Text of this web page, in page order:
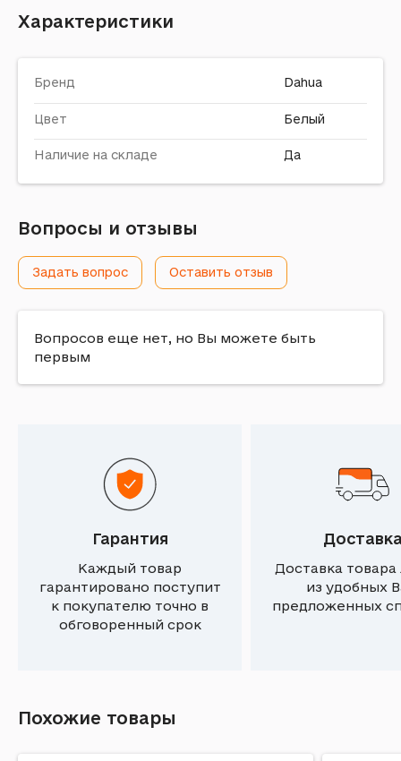
Характеристики
Бренд Dahua
Цвет Белый
Наличие на складе Да
Вопросы и отзывы
Задать вопрос Оставить отзыв
Вопросов еще нет, но Вы можете быть
первым
Гарантия
Каждый товар
гарантировано поступит
к покупателю точно в
обговоренный срок
Доставка
из удобных
предложенных
Похожие товары